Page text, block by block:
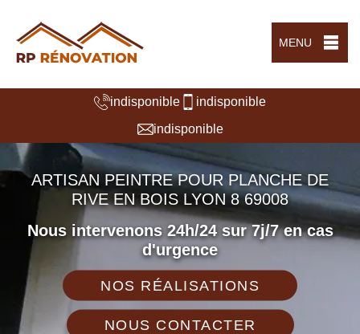
MENU
indisponible
indisponible
indisponible
ARTISAN PEINTRE POUR PLANCHE DE
RIVE EN BOIS LYON 8 69008
Nous intervenons 24h/24 sur 7j/7 en cas
d'urgence
NOS RÉALISATIONS
NOUS CONTACTER